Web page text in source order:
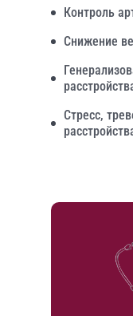
Контроль
Снижение
Стресс,